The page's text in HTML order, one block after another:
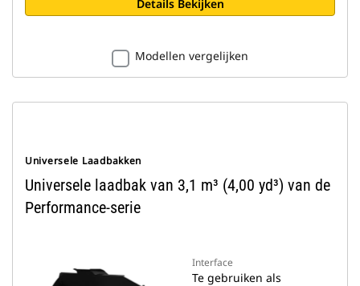
Details Bekijken
Modellen vergelijken
Universele Laadbakken
Universele laadbak van 3,1 m³ (4,00 yd³) van de
Performance-serie
Interface
Te gebruiken als